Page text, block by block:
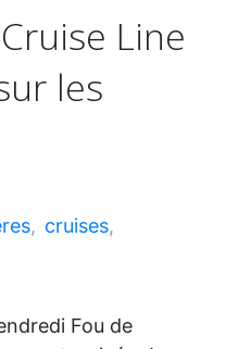
Line
les
, cruises,
Fou de